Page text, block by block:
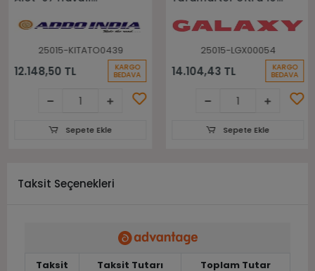
25015-KITATO0439
12.148,50 TL KARGO
BEDAVA
Sepete Ekle
Lastiği
25015-LGX00054
14.104,43 TL KARGO
BEDAVA
Sepete Ekle
Taksit Seçenekleri
Taksit Taksit Tutarı Toplam Tutar